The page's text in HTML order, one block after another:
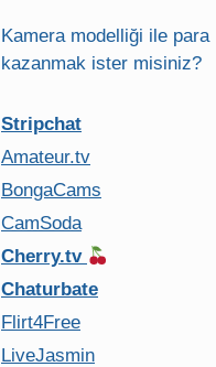
Kamera modelliği ile para
kazanmak ister misiniz?
Stripchat
Amateur.tv
BongaCams
CamSoda
Cherry.tv
Chaturbate
Flirt4Free
LiveJasmin